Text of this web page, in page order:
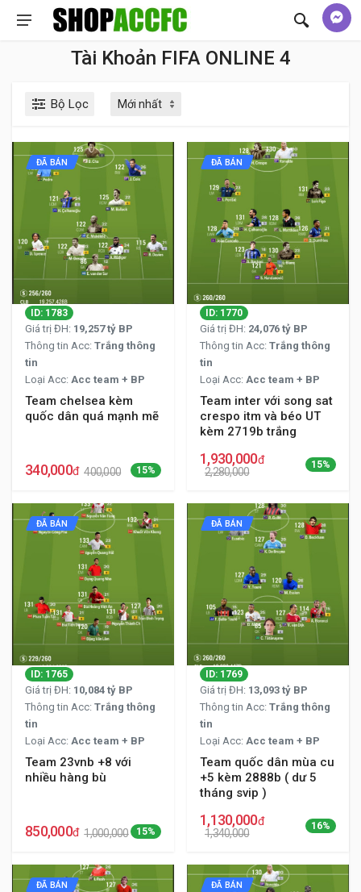
Tài Khoản FIFA ONLINE 4
Bộ Lọc
ID: 1783
Giá trị ĐH: 19,257 tỷ BP
Thông tin Acc: Trắng thông
tin
Loại Acc: Acc team + BP
ĐÃ BÁN
Team chelsea kèm
quốc dân quá mạnh mẽ
340,000đ 400,000 15%
ID: 1770
Giá trị ĐH: 24,076 tỷ BP
Thông tin Acc: Trắng thông
tin
Loại Acc: Acc team + BP
ĐÃ BÁN
Team inter với song sat
crespo itm và béo UT
kèm 2719b trắng
1,930,000đ
2,280,000
15%
ID: 1765
Giá trị ĐH: 10,084 tỷ BP
Thông tin Acc: Trắng thông
tin
Loại Acc: Acc team + BP
ĐÃ BÁN
Team 23vnb +8 với
nhiều hàng bù
850,000đ 1,000,000 15%
ID: 1769
Giá trị ĐH: 13,093 tỷ BP
Thông tin Acc: Trắng thông
tin
Loại Acc: Acc team + BP
ĐÃ BÁN
Team quốc dân mùa cu
+5 kèm 2888b ( dư 5
tháng svip )
1,130,000đ
1,340,000
16%
ĐÃ BÁN ĐÃ BÁN